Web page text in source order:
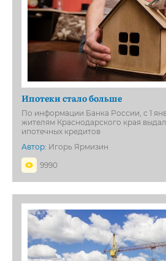
Ипотеки стало больше
По информации Банка России, с 1
жителям Краснодарского края
ипотечных кредитов
Автор: Игорь Ярмизин
9990